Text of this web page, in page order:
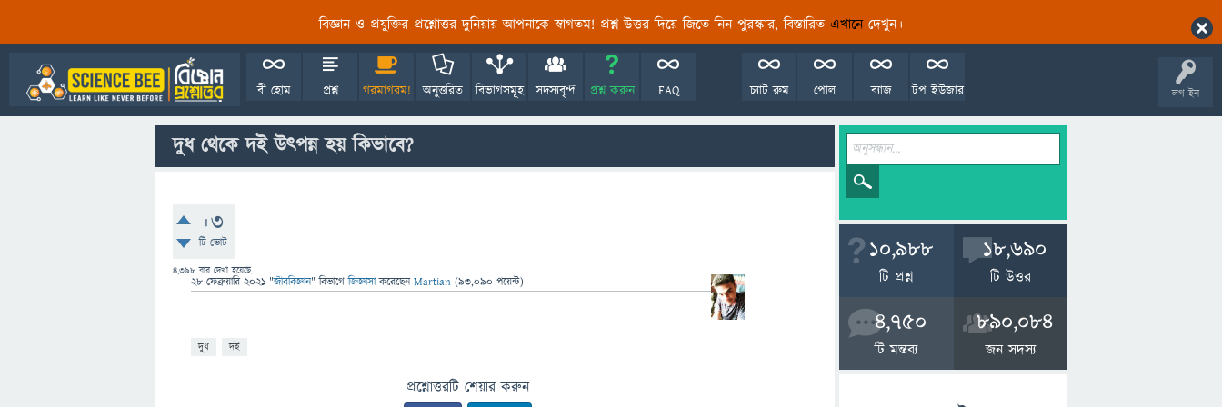
বিজ্ঞান ও প্রযুক্তির প্রশ্নোত্তর দুনিয়ায় আপনাকে স্বাগতম! প্রশ্ন-উত্তর দিয়ে জিতে নিন পুরস্কার, বিস্তারিত এখানেদেখুন।
লগ ইন
বী হোম প্রশ্ন গরমাগরম! অনুত্তরিত বিভাগসমূহ সদস্যবৃন্দ প্রশ্ন করুন FAQ টপ ইউজার
ব্যাজ
পোল
চ্যাট রুম
দুধ থেকে দই উৎপন্ন হয় কিভাবে?
+3
টি ভোট
4,398 বার দেখা হয়েছে
28 ফেব্রুয়ারি 2021 "জীববিজ্ঞান" বিভাগে জিজ্ঞাসাকরেছেনMartian (93,090 পয়েন্ট)
দুধ দই
প্রশ্নোত্তরটি শেয়ার করুন
10,988
টি প্রশ্ন
18,690
টি উত্তর
4,750
টি মন্তব্য
890,084
জন সদস্য